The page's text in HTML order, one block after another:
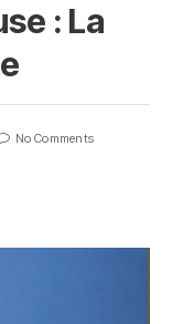
: La
No Comments